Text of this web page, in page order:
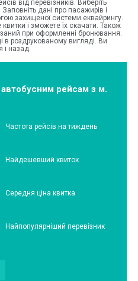
від перевізників. Виберіть
дані про пасажирів і
захищеної системи еквайрингу.
і зможете їх скачати. Також
при оформленні бронювання.
в роздрукованому вигляді. Ви
назад.
рейсам з м.
Частота рейсів на тиждень
Найдешевший квиток
Середня ціна квитка
Найпопулярніший перевізник